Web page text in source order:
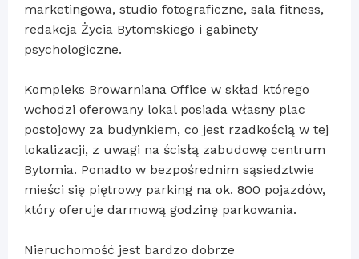
marketingowa, studio fotograficzne, sala fitness,
redakcja Życia Bytomskiego i gabinety
psychologiczne.
Kompleks Browarniana Office w skład którego
wchodzi oferowany lokal posiada własny plac
postojowy za budynkiem, co jest rzadkością w tej
lokalizacji, z uwagi na ścisłą zabudowę centrum
Bytomia. Ponadto w bezpośrednim sąsiedztwie
mieści się piętrowy parking na ok. 800 pojazdów,
który oferuje darmową godzinę parkowania.
Nieruchomość jest bardzo dobrze